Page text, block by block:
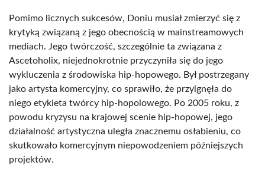
Pomimo licznych sukcesów, Doniu musiał zmierzyć się z
krytyką związaną z jego obecnością w mainstreamowych
mediach. Jego twórczość, szczególnie ta związana z
Ascetoholix, niejednokrotnie przyczyniła się do jego
wykluczenia z środowiska hip-hopowego. Był postrzegany
jako artysta komercyjny, co sprawiło, że przylgnęła do
niego etykieta twórcy hip-hopolowego. Po 2005 roku, z
powodu kryzysu na krajowej scenie hip-hopowej, jego
działalność artystyczna uległa znacznemu osłabieniu, co
skutkowało komercyjnym niepowodzeniem późniejszych
projektów.